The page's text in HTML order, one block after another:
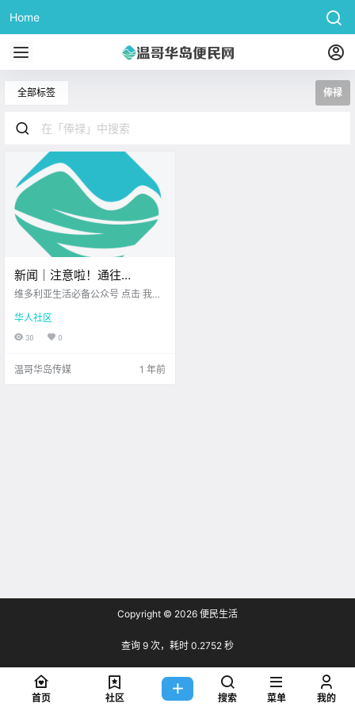
Home
全部标签 俸禄
新闻｜注意啦！通往
Tsawwassen渡轮码头的高
雪鸟飞行队将飞越维多利
亚！
维多利亚生活必备公众号 点击 我在
想一直在你身边 大家周五好呀 周末
就在眼前 先来看看 今天的新闻吧~
华人社区
30 0
温哥华岛传媒 1 年前
Copyright © 2026 便民生活
查询 9 次，耗时 0.2752 秒
首页 社区 搜索 菜单 我的